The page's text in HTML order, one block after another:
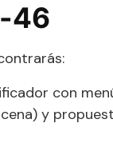
46
con
y